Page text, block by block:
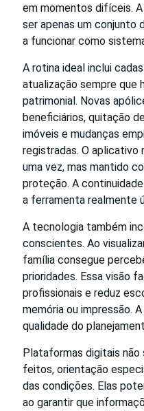
em momentos difíceis.
ser apenas um conjunto
a funcionar como
A rotina ideal inclui
atualização sempre que
patrimonial. Novas
beneficiários, quitação
imóveis e mudanças
registradas. O aplicativo
uma vez, mas mantido
proteção. A
a ferramenta realmente
A tecnologia também
conscientes. Ao
família consegue
prioridades. Essa visão
profissionais e reduz
memória ou impressão.
qualidade do
Plataformas digitais
feitos, orientação
das condições. Elas
ao garantir que